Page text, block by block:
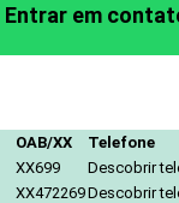
Entrar em
OAB/XX
Telefone
XX699
Descobrir
XX472269Descobrir